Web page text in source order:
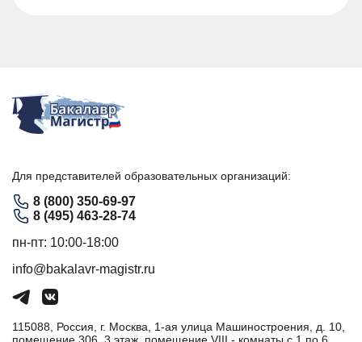
Для представителей образовательных организаций:
8 (800) 350-69-97
8 (495) 463-28-74
пн-пт: 10:00-18:00
info@bakalavr-magistr.ru
115088, Россия, г. Москва, 1-ая улица Машиностроения, д. 10,